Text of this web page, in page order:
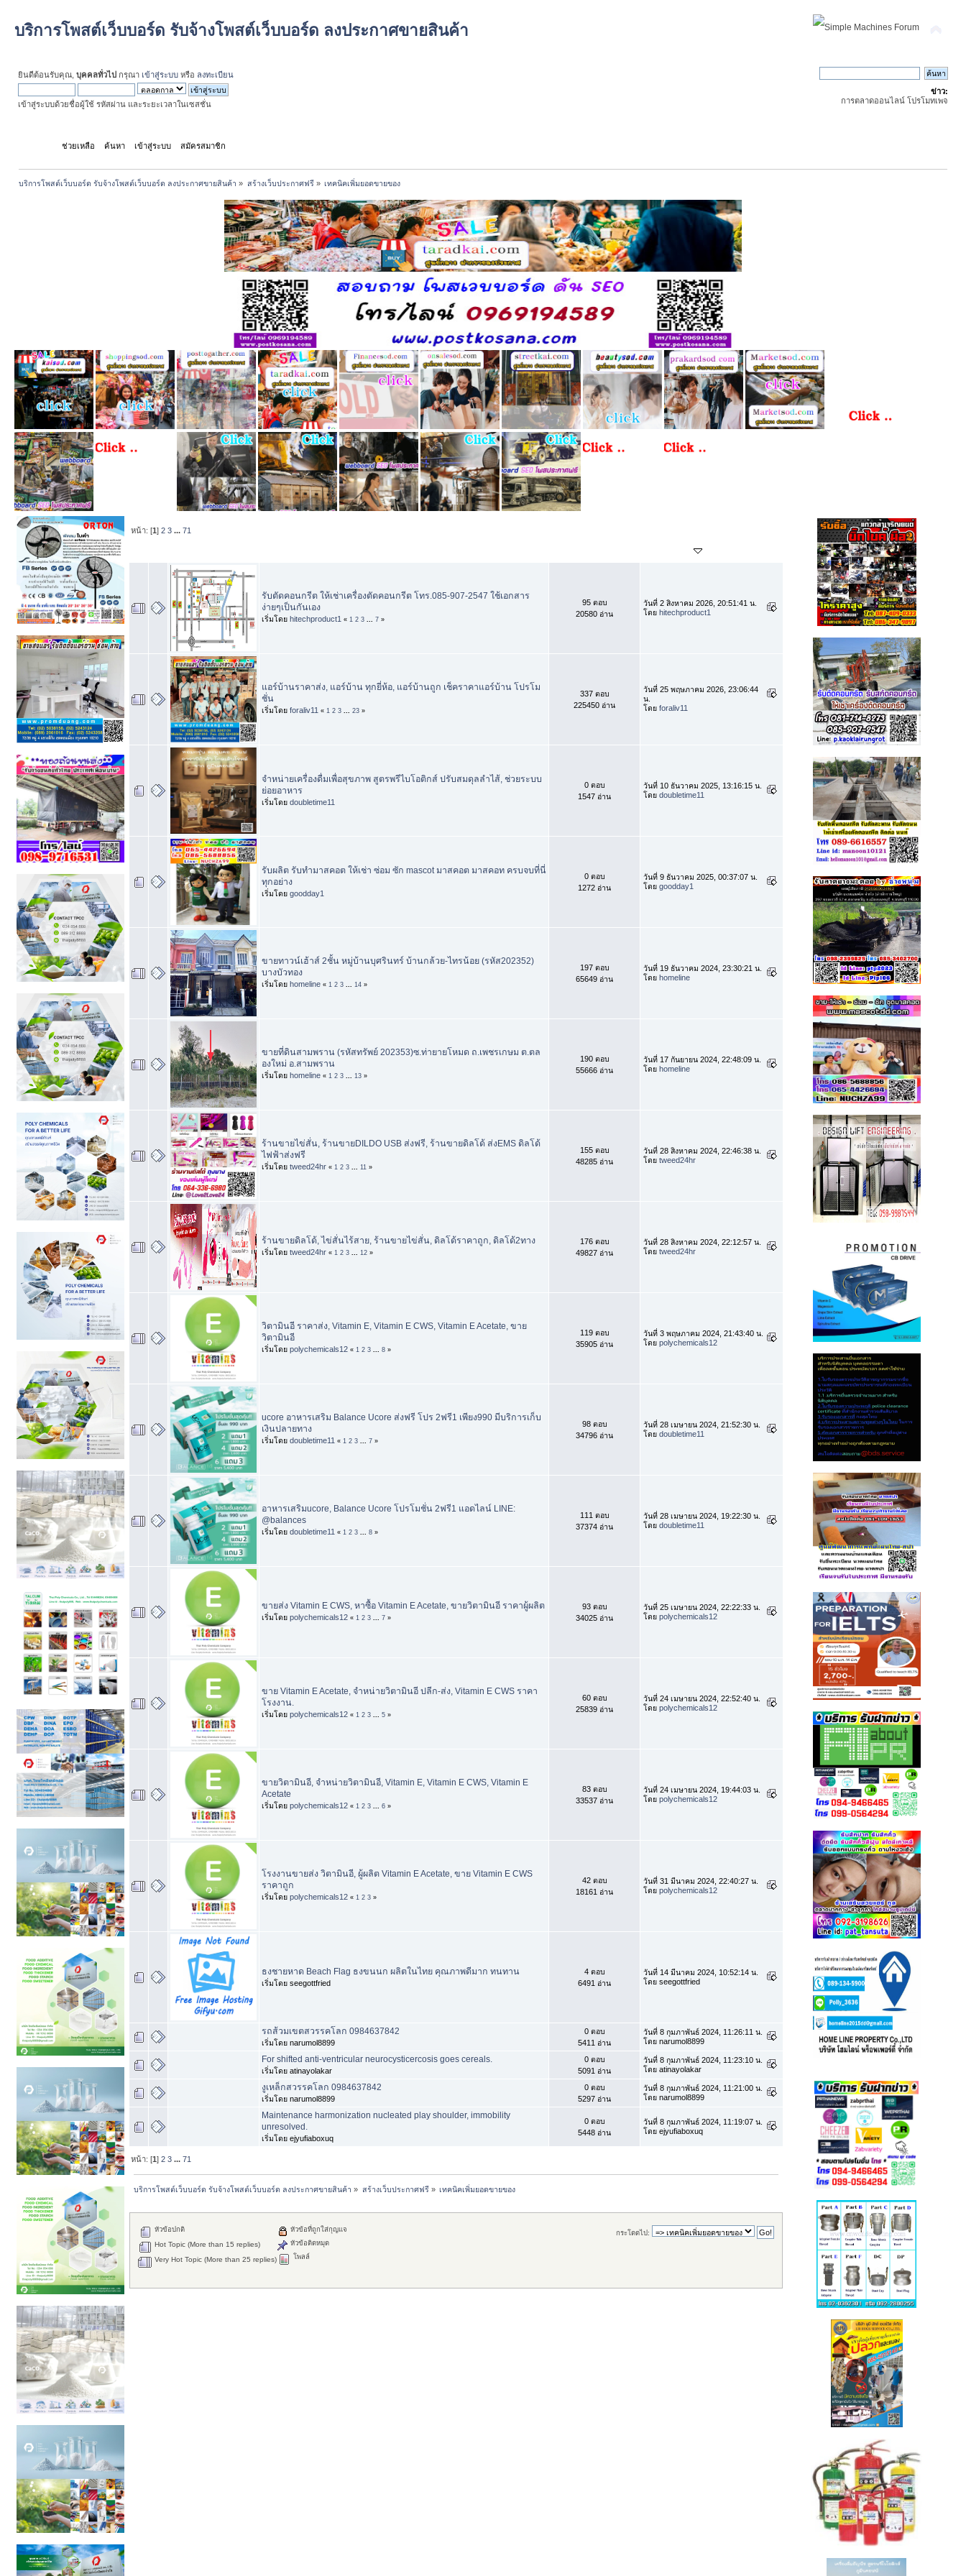
บริการโพสต์เว็บบอร์ด รับจ้างโพสต์เว็บบอร์ด ลงประกาศขายสินค้า
ยินดีต้อนรับคุณ, บุคคลทั่วไป กรุณา เข้าสู่ระบบ หรือ ลงทะเบียน
เข้าสู่ระบบด้วยชื่อผู้ใช้ รหัสผ่าน และระยะเวลาในเซสชั่น
ข่าว:
การตลาดออนไลน์ โปรโมทเพจ
ช่วยเหลือ ค้นหา เข้าสู่ระบบ สมัครสมาชิก
บริการโพสต์เว็บบอร์ด รับจ้างโพสต์เว็บบอร์ด ลงประกาศขายสินค้า » สร้างเว็บประกาศฟรี» เทคนิคเพิ่มยอดขายของ
หน้า: [1]2 3 ...71
กระทู้ล่าสุด
รับตัดคอนกรีต ให้เช่าเครื่องตัดคอนกรีต โทร.085-907-2547 ใช้เอกสาร
ง่ายๆเป็นกันเอง
เริ่มโดย hitechproduct1 « 1 2 3 7 »
95 ตอบ
20580 อ่าน
วันที่ 2 สิงหาคม 2026, 20:51:41 น.
โดย hitechproduct1
แอร์บ้านราคาส่ง, แอร์บ้าน ทุกยี่ห้อ, แอร์บ้านถูก เช็คราคาแอร์บ้าน โปรโม
ชั่น
เริ่มโดย foraliv11 « 1 2 3 23 »
337 ตอบ
225450 อ่าน
วันที่ 25 พฤษภาคม 2026, 23:06:44
น.
โดย foraliv11
จำหน่ายเครื่องดื่มเพื่อสุขภาพ สูตรพรีไบโอติกส์ ปรับสมดุลลำไส้, ช่วยระบบ
ย่อยอาหาร
เริ่มโดย doubletime11
0 ตอบ
1547 อ่าน
วันที่ 10 ธันวาคม 2025, 13:16:15 น.
โดย doubletime11
รับผลิต รับทำมาสคอต ให้เช่า ซ่อม ซัก mascot มาสคอต มาสคอท ครบจบที่นี่
ทุกอย่าง
เริ่มโดย goodday1
0 ตอบ
1272 อ่าน
วันที่ 9 ธันวาคม 2025, 00:37:07 น.
โดย goodday1
ขายทาวน์เฮ้าส์ 2ชั้น หมู่บ้านบุศรินทร์ บ้านกล้วย-ไทรน้อย (รหัส202352)
บางบัวทอง
เริ่มโดย homeline « 1 2 3 14 »
197 ตอบ
65649 อ่าน
วันที่ 19 ธันวาคม 2024, 23:30:21 น.
โดย homeline
ขายที่ดินสามพราน (รหัสทรัพย์ 202353)ซ.ท่ายายโหมด ถ.เพชรเกษม ต.ตล
องใหม่ อ.สามพราน
เริ่มโดย homeline « 1 2 3 13 »
190 ตอบ
55666 อ่าน
วันที่ 17 กันยายน 2024, 22:48:09 น.
โดย homeline
ร้านขายไข่สั่น, ร้านขายDILDO USB ส่งฟรี, ร้านขายดิลโด้ ส่งEMS ดิลโด้
ไฟฟ้าส่งฟรี
เริ่มโดย tweed24hr « 1 2 3 11 »
155 ตอบ
48285 อ่าน
วันที่ 28 สิงหาคม 2024, 22:46:38 น.
โดย tweed24hr
ร้านขายดิลโด้, ไข่สั่นไร้สาย, ร้านขายไข่สั่น, ดิลโด้ราคาถูก, ดิลโด้2ทาง
เริ่มโดย tweed24hr « 1 2 3 12 »
176 ตอบ
49827 อ่าน
วันที่ 28 สิงหาคม 2024, 22:12:57 น.
โดย tweed24hr
วิตามินอี ราคาส่ง, Vitamin E, Vitamin E CWS, Vitamin E Acetate, ขาย
วิตามินอี
เริ่มโดย polychemicals12 « 1 2 3 8 »
119 ตอบ
35905 อ่าน
วันที่ 3 พฤษภาคม 2024, 21:43:40 น.
โดย polychemicals12
ucore อาหารเสริม Balance Ucore ส่งฟรี โปร 2ฟรี1 เพียง990 มีบริการเก็บ
เงินปลายทาง
เริ่มโดย doubletime11 « 1 2 3 7 »
98 ตอบ
34796 อ่าน
วันที่ 28 เมษายน 2024, 21:52:30 น.
โดย doubletime11
อาหารเสริมucore, Balance Ucore โปรโมชั่น 2ฟรี1 แอดไลน์ LINE:
@balances
เริ่มโดย doubletime11 « 1 2 3 8 »
111 ตอบ
37374 อ่าน
วันที่ 28 เมษายน 2024, 19:22:30 น.
โดย doubletime11
ขายส่ง Vitamin E CWS, หาซื้อ Vitamin E Acetate, ขายวิตามินอี ราคาผู้ผลิต
เริ่มโดย polychemicals12 « 1 2 3 7 »
93 ตอบ
34025 อ่าน
วันที่ 25 เมษายน 2024, 22:22:33 น.
โดย polychemicals12
ขาย Vitamin E Acetate, จำหน่ายวิตามินอี ปลีก-ส่ง, Vitamin E CWS ราคา
โรงงาน.
เริ่มโดย polychemicals12 « 1 2 3 5 »
60 ตอบ
25839 อ่าน
วันที่ 24 เมษายน 2024, 22:52:40 น.
โดย polychemicals12
ขายวิตามินอี, จำหน่ายวิตามินอี, Vitamin E, Vitamin E CWS, Vitamin E
Acetate
เริ่มโดย polychemicals12 « 1 2 3 6 »
83 ตอบ
33537 อ่าน
วันที่ 24 เมษายน 2024, 19:44:03 น.
โดย polychemicals12
โรงงานขายส่ง วิตามินอี, ผู้ผลิต Vitamin E Acetate, ขาย Vitamin E CWS
ราคาถูก
เริ่มโดย polychemicals12 « 1 2 3 »
42 ตอบ
18161 อ่าน
วันที่ 31 มีนาคม 2024, 22:40:27 น.
โดย polychemicals12
ธงชายหาด Beach Flag ธงขนนก ผลิตในไทย คุณภาพดีมาก ทนทาน
เริ่มโดย seegottfried
4 ตอบ
6491 อ่าน
วันที่ 14 มีนาคม 2024, 10:52:14 น.
โดย seegottfried
รถส้วมเขตสวรรคโลก 0984637842
เริ่มโดย narumol8899
0 ตอบ
5411 อ่าน
วันที่ 8 กุมภาพันธ์ 2024, 11:26:11 น.
โดย narumol8899
For shifted anti-ventricular neurocysticercosis goes cereals.
เริ่มโดย atinayolakar
0 ตอบ
5091 อ่าน
วันที่ 8 กุมภาพันธ์ 2024, 11:23:10 น.
โดย atinayolakar
งูเหล็กสวรรคโลก 0984637842
เริ่มโดย narumol8899
0 ตอบ
5297 อ่าน
วันที่ 8 กุมภาพันธ์ 2024, 11:21:00 น.
โดย narumol8899
Maintenance harmonization nucleated play shoulder, immobility
unresolved.
เริ่มโดย ejyufiaboxuq
0 ตอบ
5448 อ่าน
วันที่ 8 กุมภาพันธ์ 2024, 11:19:07 น.
โดย ejyufiaboxuq
หน้า: [1]2 3 ...71
บริการโพสต์เว็บบอร์ด รับจ้างโพสต์เว็บบอร์ด ลงประกาศขายสินค้า » สร้างเว็บประกาศฟรี» เทคนิคเพิ่มยอดขายของ
กระโดดไป:
หัวข้อปกติ
Hot Topic (More than 15 replies)
Very Hot Topic (More than 25 replies)
หัวข้อที่ถูกใส่กุญแจ
หัวข้อติดหมุด
โพลล์